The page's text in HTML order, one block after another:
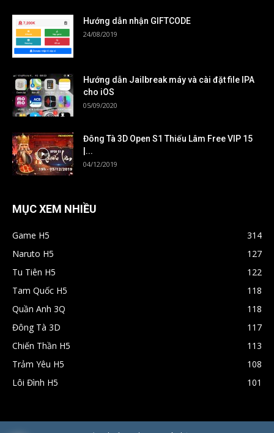
Hướng dẫn nhận GIFTCODE
24/08/2019
Hướng dẫn Jailbreak máy và cài đặt file IPA
cho iOS
05/09/2020
Đông Tà 3D Open S1 Thiếu Lâm Free VIP 15
|...
04/12/2019
MỤC XEM NHIỀU
Game H5
314
Naruto H5
127
Tu Tiên H5
122
Tam Quốc H5
118
Quần Anh 3Q
118
Đông Tà 3D
117
Chiến Thần H5
113
Trảm Yêu H5
108
Lôi Đình H5
101